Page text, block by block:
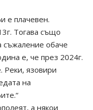
е плачевен.
Тогава също
обаче
е, че през 2024г.
Реки, язовири
на
а някои